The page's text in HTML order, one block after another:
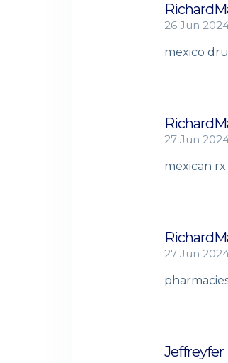
26 Jun
mexico
27 Jun
mexican
27 Jun
Jeffreyfer